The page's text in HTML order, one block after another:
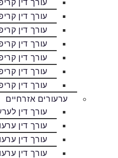
עורך דין
עורך דין
עורך דין
עורך דין
עורך דין
עורך דין
עורך דין
ערעורים אזרחיים
עורך דין
עורך דין
עורך דין
עורך דין